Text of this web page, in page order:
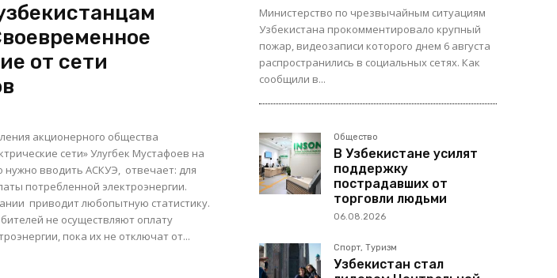
от сети
акционерного общества
сети» Улугбек Мустафоев на
нужно вводить АСКУЭ, отвечает: для
потребленной электроэнергии.
приводит любопытную статистику.
не осуществляют оплату
пока их не отключат от...
Министерство по чрезвычайным ситуациям
Узбекистана прокомментировало крупный
пожар, видеозаписи которого днем 6 августа
распространились в социальных сетях. Как
сообщили в...
Общество
В Узбекистане усилят
поддержку
пострадавших от
торговли людьми
06.08.2026
Спорт, Туризм
Узбекистан стал